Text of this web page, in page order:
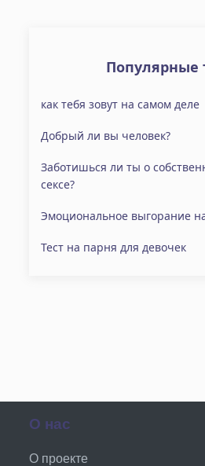
Популярные
как тебя зовут на самом деле
Добрый ли вы человек?
Заботишься ли ты о
сексе?
Эмоциональное выгорание
Тест на парня для девочек
О нас
О проекте